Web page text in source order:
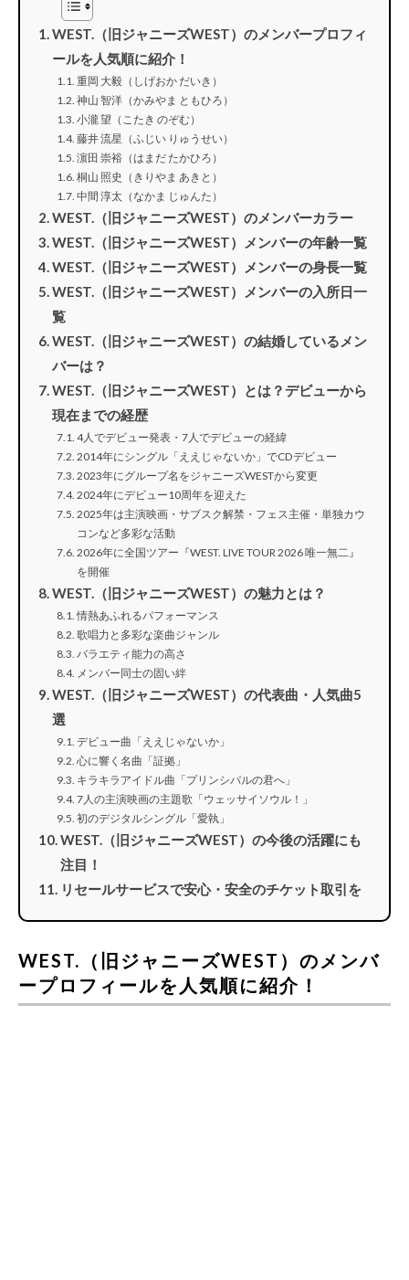
WEST.（旧ジャニーズWEST）のメンバープロフィ
ールを人気順に紹介！
重岡 大毅（しげおか だいき）
神山 智洋（かみやま ともひろ）
小瀧 望（こたき のぞむ）
藤井 流星（ふじい りゅうせい）
濵田 崇裕（はまだ たかひろ）
桐山 照史（きりやま あきと）
中間 淳太（なかま じゅんた）
WEST.（旧ジャニーズWEST）のメンバーカラー
WEST.（旧ジャニーズWEST）メンバーの年齢一覧
WEST.（旧ジャニーズWEST）メンバーの身長一覧
WEST.（旧ジャニーズWEST）メンバーの入所日一
覧
WEST.（旧ジャニーズWEST）の結婚しているメン
バーは？
WEST.（旧ジャニーズWEST）とは？デビューから
現在までの経歴
4人でデビュー発表・7人でデビューの経緯
2014年にシングル「ええじゃないか」でCDデビュー
2023年にグループ名をジャニーズWESTから変更
2024年にデビュー10周年を迎えた
2025年は主演映画・サブスク解禁・フェス主催・単独カウ
コンなど多彩な活動
2026年に全国ツアー『WEST. LIVE TOUR 2026 唯一無二』
を開催
WEST.（旧ジャニーズWEST）の魅力とは？
情熱あふれるパフォーマンス
歌唱力と多彩な楽曲ジャンル
バラエティ能力の高さ
メンバー同士の固い絆
WEST.（旧ジャニーズWEST）の代表曲・人気曲5
選
デビュー曲「ええじゃないか」
心に響く名曲「証拠」
キラキラアイドル曲「プリンシパルの君へ」
7人の主演映画の主題歌「ウェッサイソウル！」
初のデジタルシングル「愛執」
WEST.（旧ジャニーズWEST）の今後の活躍にも
注目！
リセールサービスで安心・安全のチケット取引を
WEST.（旧ジャニーズWEST）のメンバ
ープロフィールを人気順に紹介！